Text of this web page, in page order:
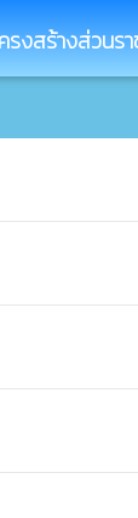
รงสร้างส่วนร